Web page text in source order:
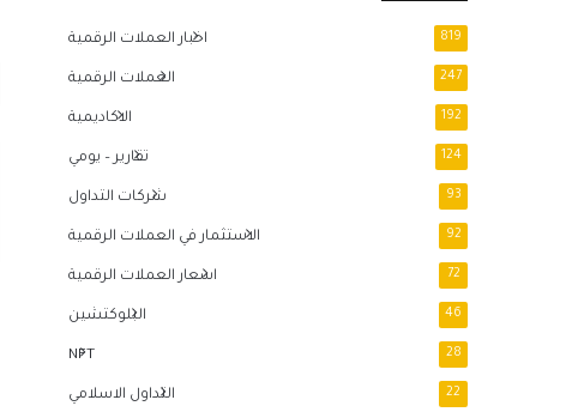
اخبار العملات الرقمية 819
العملات الرقمية 247
الاكاديمية 192
تقارير – يومي 124
شركات التداول 93
الاستثمار في العملات الرقمية 92
اسعار العملات الرقمية 72
البلوكتشين 46
NFT 28
التداول الاسلامي 22